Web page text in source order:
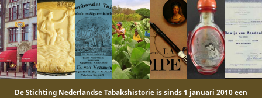
De Stichting Nederlandse Tabakshistorie is sinds 1 januari 2010 een